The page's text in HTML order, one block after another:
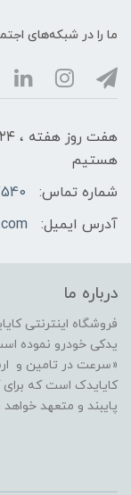
ما را در شبکه‌های
هستیم
شماره تماس:
آدرس ایمیل:
درباره ما
فروشگاه اینترنتی
یدکی خودرو نموده
«سرعت در تامین و
کایایدک است که
پایبند و متعهد خواهد